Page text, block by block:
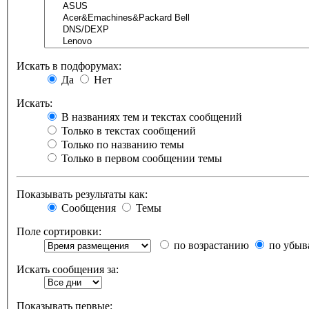
Искать в подфорумах:
Да
Нет
Искать:
В названиях тем и текстах сообщений
Только в текстах сообщений
Только по названию темы
Только в первом сообщении темы
Показывать результаты как:
Сообщения
Темы
Поле сортировки:
по возрастанию
по
Искать сообщения за:
Показывать первые: